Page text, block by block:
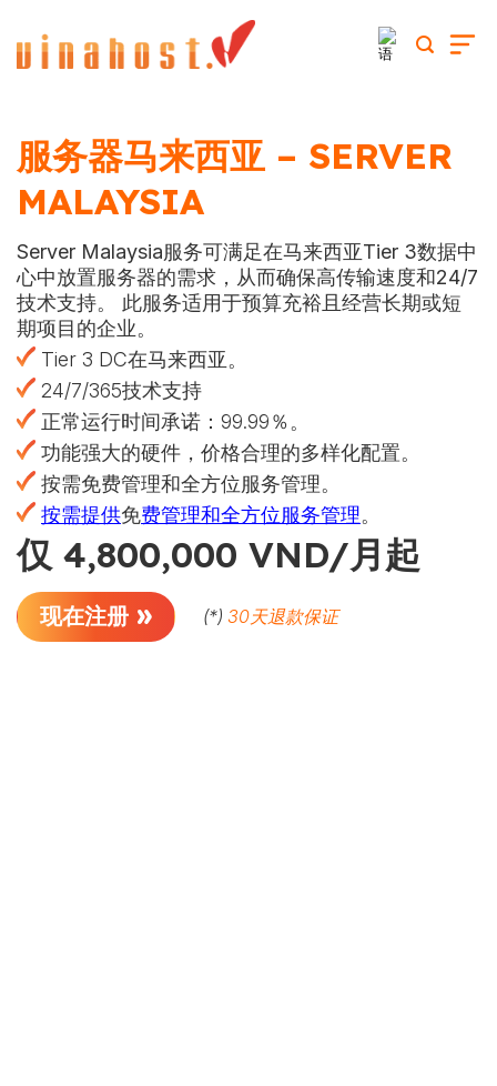
服务器马来西亚 – SERVER
MALAYSIA
Server Malaysia服务可满足在马来西亚Tier 3数据中
心中放置服务器的需求，从而确保高传输速度和24/7
技术支持。 此服务适用于预算充裕且经营长期或短
期项目的企业。
Tier 3 DC在马来西亚。
24/7/365技术支持
正常运行时间承诺：99.99％。
功能强大的硬件，价格合理的多样化配置。
按需免费管理和全方位服务管理。
按需提供免费管理和全方位服务管理。
仅 4,800,000 VND/月起
现在注册 (*) 30天退款保证